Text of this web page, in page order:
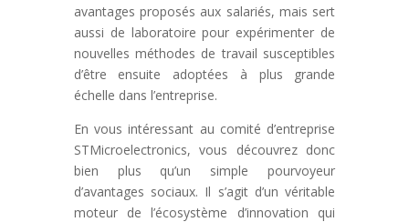
avantages proposés aux salariés, mais sert
aussi de laboratoire pour expérimenter de
nouvelles méthodes de travail susceptibles
d’être ensuite adoptées à plus grande
échelle dans l’entreprise.
En vous intéressant au comité d’entreprise
STMicroelectronics, vous découvrez donc
bien plus qu’un simple pourvoyeur
d’avantages sociaux. Il s’agit d’un véritable
moteur de l’écosystème d’innovation qui